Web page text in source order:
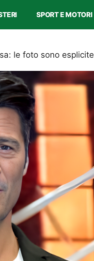
SPORT E MOTORI
le foto sono esplicite